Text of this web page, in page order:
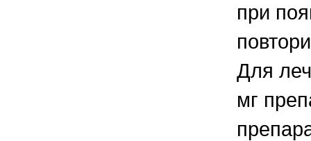
при
Для
мг